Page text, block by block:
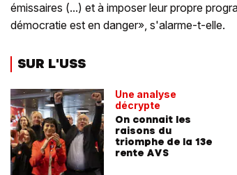
émissaires (...) et à imposer leur propre
démocratie est en danger», s'alarme-t-elle.
SUR L'USS
Une analyse
décrypte
On connait les
raisons du
triomphe de la 13e
rente AVS